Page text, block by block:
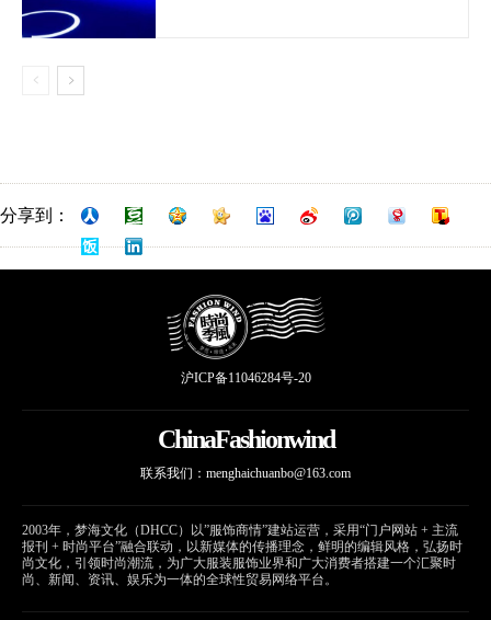
分享到：
沪ICP备11046284号-20
ChinaFashionwind
联系我们： menghaichuanbo@163.com
2003年，梦海文化（DHCC）以”服饰商情”建站运营，采用“门户网站 + 主流
报刊 + 时尚平台”融合联动，以新媒体的传播理念，鲜明的编辑风格，弘扬时
尚文化，引领时尚潮流，为广大服装服饰业界和广大消费者搭建一个汇聚时
尚、新闻、资讯、娱乐为一体的全球性贸易网络平台。